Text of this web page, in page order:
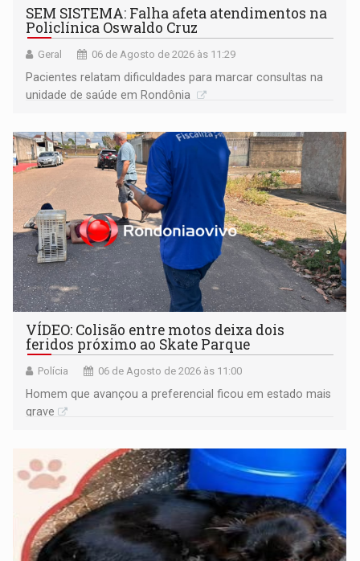
SEM SISTEMA: Falha afeta atendimentos na
Policlínica Oswaldo Cruz
Geral 06 de Agosto de 2026 às 11:29
Pacientes relatam dificuldades para marcar consultas na
unidade de saúde em Rondônia
VÍDEO: Colisão entre motos deixa dois
feridos próximo ao Skate Parque
Polícia 06 de Agosto de 2026 às 11:00
Homem que avançou a preferencial ficou em estado mais
grave